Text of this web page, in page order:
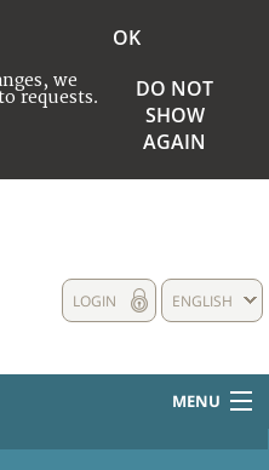
we
requests.
OK
DO NOT
SHOW
AGAIN
ENGLISH
LOGIN
MENU